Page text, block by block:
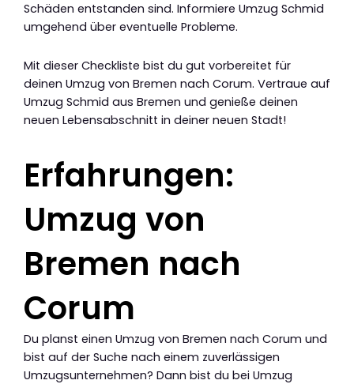
Schäden entstanden sind. Informiere Umzug Schmid
umgehend über eventuelle Probleme.
Mit dieser Checkliste bist du gut vorbereitet für
deinen Umzug von Bremen nach Corum. Vertraue auf
Umzug Schmid aus Bremen und genieße deinen
neuen Lebensabschnitt in deiner neuen Stadt!
Erfahrungen:
Umzug von
Bremen nach
Corum
Du planst einen Umzug von Bremen nach Corum und
bist auf der Suche nach einem zuverlässigen
Umzugsunternehmen? Dann bist du bei Umzug